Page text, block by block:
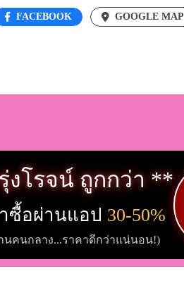
FACEBOOK GOOGLE MAP
งโรจน์ ถูกกว่า **
ซื้อผ่านแอป 30-50%
นคนกลาง...ราคาดีกว่าแน่นอน!)